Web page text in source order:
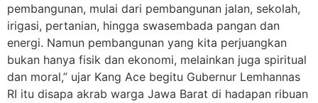
pembangunan, mulai dari pembangunan jalan, sekolah,
irigasi, pertanian, hingga swasembada pangan dan
energi. Namun pembangunan yang kita perjuangkan
bukan hanya fisik dan ekonomi, melainkan juga spiritual
dan moral,” ujar Kang Ace begitu Gubernur Lemhannas
RI itu disapa akrab warga Jawa Barat di hadapan ribuan